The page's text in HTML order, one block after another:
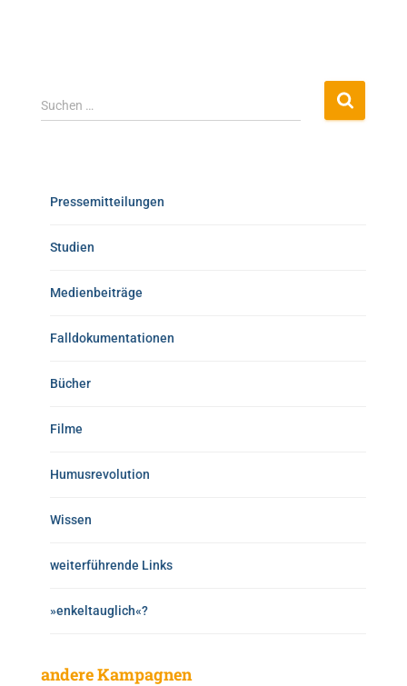
Suchen …
Pressemitteilungen
Studien
Medienbeiträge
Falldokumentationen
Bücher
Filme
Humusrevolution
Wissen
weiterführende Links
»enkeltauglich«?
andere Kampagnen